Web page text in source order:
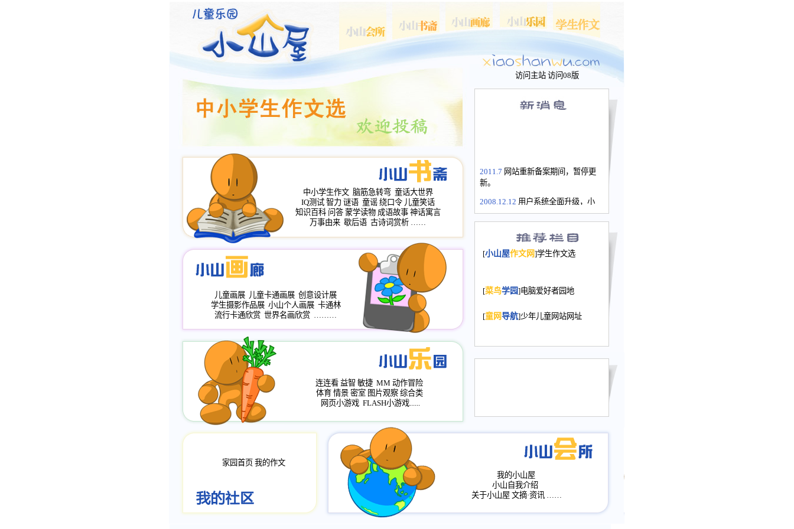
访问主站 访问08版
2011.7 网站重新备案期间，暂停更
新。
2008.12.12 用户系统全面升级，小
长会、家园网－个人空间，用户一
次注册全部通行。
2008.12.12家园网正式运行，域
年，2009版提前启用，小山屋全面
小山画廊均增加多个新栏目。。
评分、顶功能，作文宝典改版。
[小山屋作文网]学生作文选
[菜鸟学园]电脑爱好者园地
[童网导航]少年儿童网站网址
中小学生作文 脑筋急转弯 童话大世界
IQ测试 智力 谜语 童谣 绕口令 儿童笑话
知识百科 问答 蒙学读物 成语故事 神话寓言
万事由来 歇后语 古诗词赏析 ……
儿童画展 儿童卡通画展 创意设计展
学生摄影作品展 小山个人画展 卡通林
流行卡通欣赏 世界名画欣赏 ………
连连看 益智 敏捷 MM 动作冒险
体育 情景 密室 图片观察 综合类
网页小游戏 FLASH小游戏......
家园首页 我的作文
我的小山屋
小山自我介绍
关于小山屋 文摘·资讯 ……